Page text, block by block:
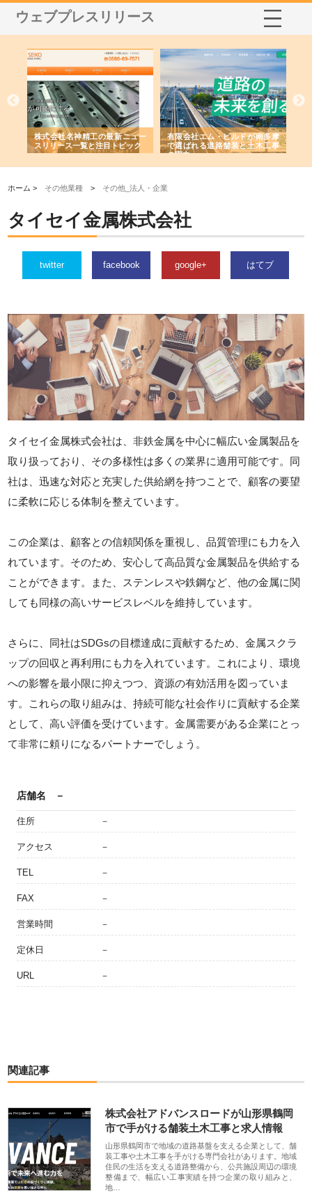
ウェブプレスリリース
株式会社名神精工の最新ニュー
スリリース一覧と注目トピック
有限会社エム・ビルドが南多摩
で選ばれる道路舗装と土木工事
の実力
ホーム > その他業種 > その他_法人・企業
タイセイ金属株式会社
twitter facebook google+ はてブ
タイセイ金属株式会社は、非鉄金属を中心に幅広い金属製品を
取り扱っており、その多様性は多くの業界に適用可能です。同
社は、迅速な対応と充実した供給網を持つことで、顧客の要望
に柔軟に応じる体制を整えています。
この企業は、顧客との信頼関係を重視し、品質管理にも力を入
れています。そのため、安心して高品質な金属製品を供給する
ことができます。また、ステンレスや鉄鋼など、他の金属に関
しても同様の高いサービスレベルを維持しています。
さらに、同社はSDGsの目標達成に貢献するため、金属スクラ
ップの回収と再利用にも力を入れています。これにより、環境
への影響を最小限に抑えつつ、資源の有効活用を図っていま
す。これらの取り組みは、持続可能な社会作りに貢献する企業
として、高い評価を受けています。金属需要がある企業にとっ
て非常に頼りになるパートナーでしょう。
店舗名 －
住所 －
アクセス －
TEL －
FAX －
営業時間 －
定休日 －
URL －
関連記事
株式会社アドバンスロードが山形県鶴岡
市で手がける舗装土木工事と求人情報
山形県鶴岡市で地域の道路基盤を支える企業として、舗
装工事や土木工事を手がける専門会社があります。地域
住民の生活を支える道路整備から、公共施設周辺の環境
整備まで、幅広い工事実績を持つ企業の取り組みと、
地…